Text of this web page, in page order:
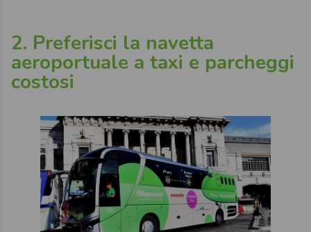
2. Preferisci la navetta
aeroportuale a taxi e parcheggi
costosi